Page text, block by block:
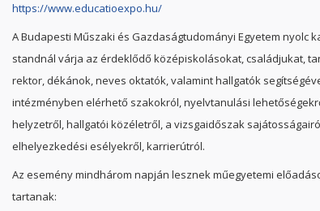
https://www.educatioexpo.hu/
A Budapesti Műszaki és Gazdaságtudományi Egyetem nyolc
standnál várja az érdeklődő középiskolásokat, családjukat,
rektor, dékánok, neves oktatók, valamint hallgatók
intézményben elérhető szakokról, nyelvtanulási
helyzetről, hallgatói közéletről, a vizsgaidőszak
elhelyezkedési esélyekről, karrierútról.
Az esemény mindhárom napján lesznek műegyetemi
tartanak: